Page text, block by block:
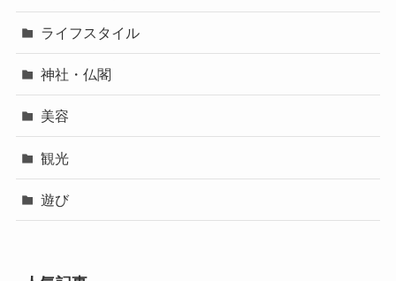
ライフスタイル
神社・仏閣
美容
観光
遊び